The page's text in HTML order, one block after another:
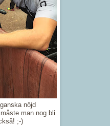
nöjd
man nog bli
;-)